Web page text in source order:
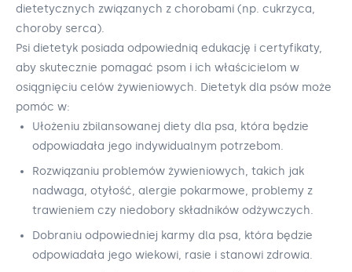
dietetycznych związanych z chorobami (np. cukrzyca,
choroby serca).
Psi dietetyk posiada odpowiednią edukację i certyfikaty,
aby skutecznie pomagać psom i ich właścicielom w
osiągnięciu celów żywieniowych. Dietetyk dla psów może
pomóc w:
Ułożeniu zbilansowanej diety dla psa, która będzie
odpowiadała jego indywidualnym potrzebom.
Rozwiązaniu problemów żywieniowych, takich jak
nadwaga, otyłość, alergie pokarmowe, problemy z
trawieniem czy niedobory składników odżywczych.
Dobraniu odpowiedniej karmy dla psa, która będzie
odpowiadała jego wiekowi, rasie i stanowi zdrowia.